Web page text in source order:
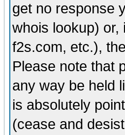
get no response
whois lookup) or,
f2s.com, etc.),
Please note that
any way be held
is absolutely
(cease and